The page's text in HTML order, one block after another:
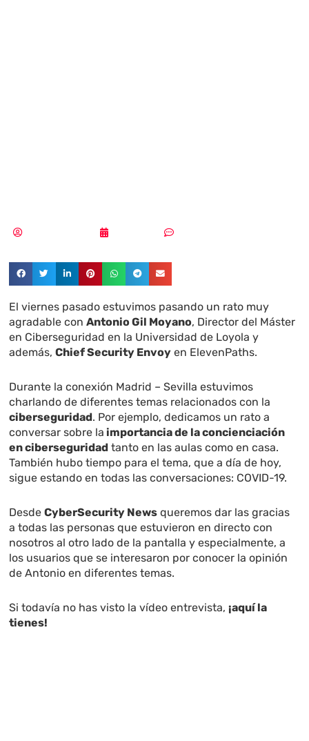
El viernes pasado estuvimos pasando un rato muy
agradable conAntonio Gil Moyano, Director del Máster
en Ciberseguridad en la Universidad de Loyola y
además,Chief Security Envoy en ElevenPaths.
Durante la conexión Madrid – Sevilla estuvimos
charlando de diferentes temas relacionados con la
ciberseguridad. Por ejemplo, dedicamos un rato a
conversar sobre la importancia de la concienciación
en ciberseguridad tanto en las aulas como en casa.
También hubo tiempo para el tema, que a día de hoy,
sigue estando en todas las conversaciones: COVID-19.
DesdeCyberSecurity News queremos dar las gracias
a todas las personas que estuvieron en directo con
nosotros al otro lado de la pantalla y especialmente, a
los usuarios que se interesaron por conocer la opinión
de Antonio en diferentes temas.
Si todavía no has visto la vídeo entrevista, ¡aquí la
tienes!